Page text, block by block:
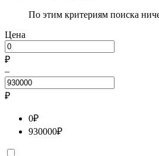
По этим критериям поиска
Цена
₽
–
₽
0₽
930000₽